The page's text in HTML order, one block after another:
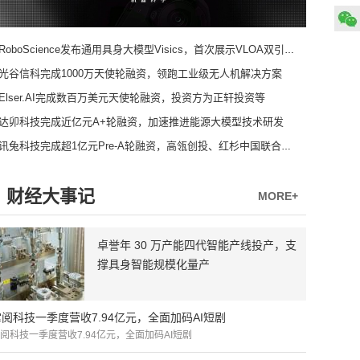
RoboScience发布通用具身大模型Visics，首次展示VLOA双引擎架构
谷信科完成1000万天使轮融资，领跑工业级无人机解决方案
完成数百万美元天使轮融资，投资方为正轩投资等
卯科技完成近亿元A+轮融资，加速推进能源大模型技术研发
讯兔科技完成超1亿元Pre-A轮融资，高瓴创投、红杉中国联合领投
MORE+
财经大事记
卓誉年 30 万产能四代智能产线投产，支
撑具身智能规模化量产
科技一季度营收7.94亿元，全面加码AI短剧
科技一季度营收7.94亿元，全面加码AI短剧